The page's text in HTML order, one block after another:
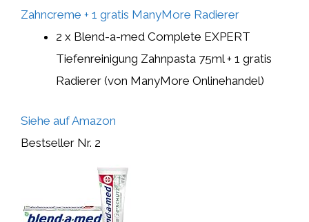
Zahncreme + 1 gratis ManyMore Radierer
2 x Blend-a-med Complete EXPERT
Tiefenreinigung Zahnpasta 75ml + 1 gratis
Radierer (von ManyMore Onlinehandel)
Siehe auf Amazon
Bestseller Nr. 2